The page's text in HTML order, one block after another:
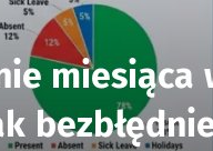
miesiąca